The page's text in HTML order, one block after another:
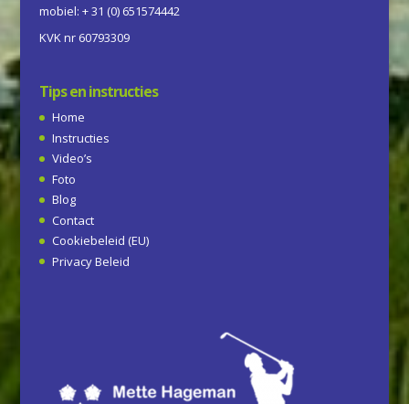
mobiel: + 31 (0) 651574442
KVK nr 60793309
Tips en instructies
Home
Instructies
Video’s
Foto
Blog
Contact
Cookiebeleid (EU)
Privacy Beleid